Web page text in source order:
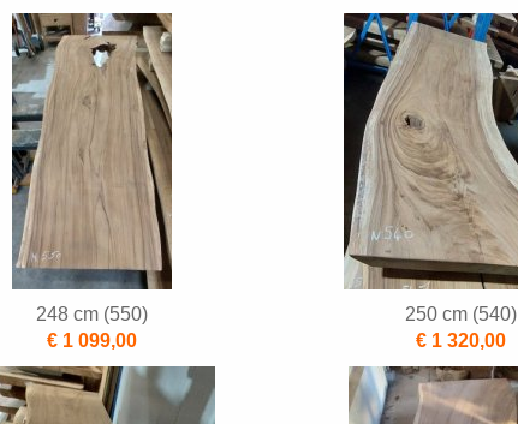
248 cm (550)
€ 1 099,00
250 cm (540)
€ 1 320,00